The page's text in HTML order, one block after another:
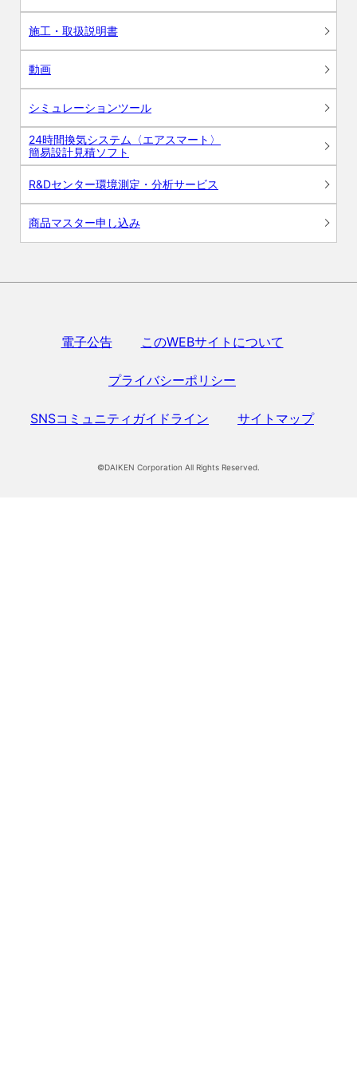
施工・取扱説明書
動画
シミュレーションツール
24時間換気システム〈エアスマート〉
簡易設計見積ソフト
R&Dセンター環境測定・分析サービス
商品マスター申し込み
電子公告 このWEBサイトについて
プライバシーポリシー
SNSコミュニティガイドライン サイトマップ
©DAIKEN Corporation All Rights Reserved.